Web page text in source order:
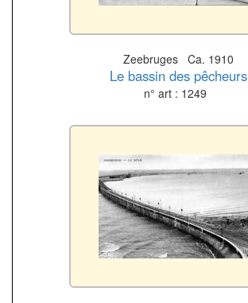
Zeebruges Ca. 1910
Le bassin des pêcheurs
n° art : 1249